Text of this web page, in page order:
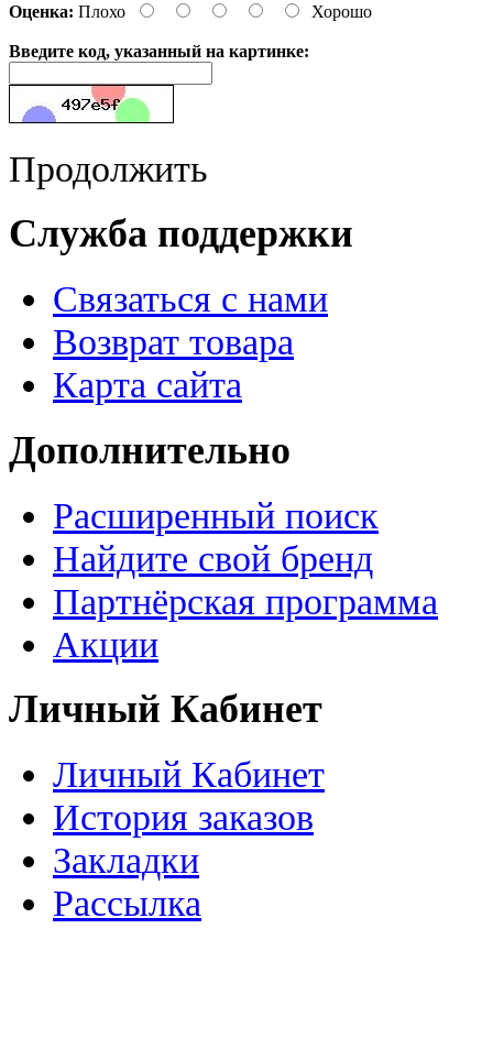
Оценка: Плохо Хорошо
Введите код, указанный на картинке:
Продолжить
Служба поддержки
Связаться с нами
Возврат товара
Карта сайта
Дополнительно
Расширенный поиск
Найдите свой бренд
Партнёрская программа
Акции
Личный Кабинет
Личный Кабинет
История заказов
Закладки
Рассылка